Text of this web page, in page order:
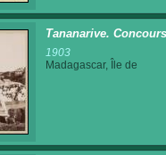
Tananarive.
1903
Madagascar, Île de